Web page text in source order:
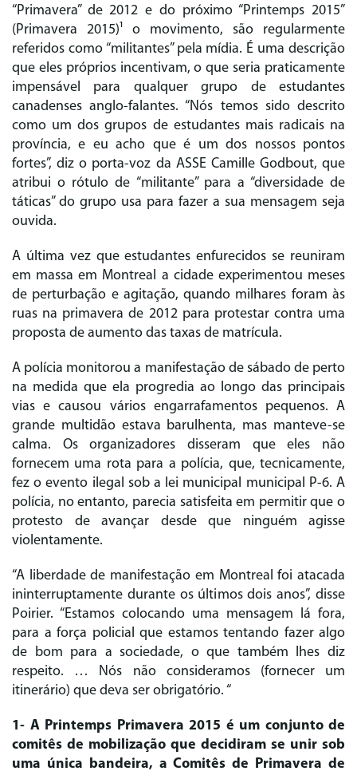
“Primavera” de 2012 e do próximo “Printemps 2015”
(Primavera 2015)¹ o movimento, são regularmente
referidos como “militantes” pela mídia. É uma descrição
que eles próprios incentivam, o que seria praticamente
impensável para qualquer grupo de estudantes
canadenses anglo-falantes. “Nós temos sido descrito
como um dos grupos de estudantes mais radicais na
província, e eu acho que é um dos nossos pontos
fortes”, diz o porta-voz da ASSE Camille Godbout, que
atribui o rótulo de “militante” para a “diversidade de
táticas” do grupo usa para fazer a sua mensagem seja
ouvida.
A última vez que estudantes enfurecidos se reuniram
em massa em Montreal a cidade experimentou meses
de perturbação e agitação, quando milhares foram às
ruas na primavera de 2012 para protestar contra uma
proposta de aumento das taxas de matrícula.
A polícia monitorou a manifestação de sábado de perto
na medida que ela progredia ao longo das principais
vias e causou vários engarrafamentos pequenos. A
grande multidão estava barulhenta, mas manteve-se
calma. Os organizadores disseram que eles não
fornecem uma rota para a polícia, que, tecnicamente,
fez o evento ilegal sob a lei municipal municipal P-6. A
polícia, no entanto, parecia satisfeita em permitir que o
protesto de avançar desde que ninguém agisse
violentamente.
“A liberdade de manifestação em Montreal foi atacada
ininterruptamente durante os últimos dois anos”, disse
Poirier. “Estamos colocando uma mensagem lá fora,
para a força policial que estamos tentando fazer algo
de bom para a sociedade, o que também lhes diz
respeito. … Nós não consideramos (fornecer um
itinerário) que deva ser obrigatório. “
1- A Printemps Primavera 2015 é um conjunto de
comitês de mobilização que decidiram se unir sob
uma única bandeira, a Comitês de Primavera de